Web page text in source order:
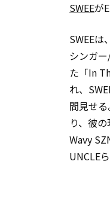
SWEEが
SWEEは
シンガ
た「In
れ、
間見せ
り、彼
Wavy
UNCLE